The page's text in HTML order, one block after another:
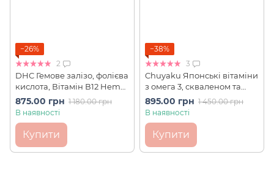
−26%
2
DHC Гемове залізо, фолієва
кислота, Вітамін В12 Heme
Iron 180 шт на 90 днів
875.00 грн 1 180.00 грн
В наявності
Купити
−38%
3
Chuyaku Японські вітаміни
з омега 3, скваленом та
мінералами для дітей зі
смаком полуниці Children
днів
895.00 грн 1 450.00 грн
В наявності
Купити